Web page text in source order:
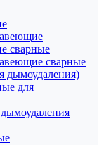
сварные
сварные
дымоудаления)
для